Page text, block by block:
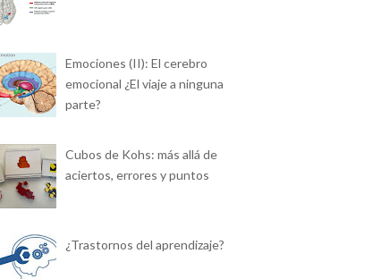
Emociones (II): El cerebro
emocional ¿El viaje a ninguna
parte?
Cubos de Kohs: más allá de
aciertos, errores y puntos
¿Trastornos del aprendizaje?